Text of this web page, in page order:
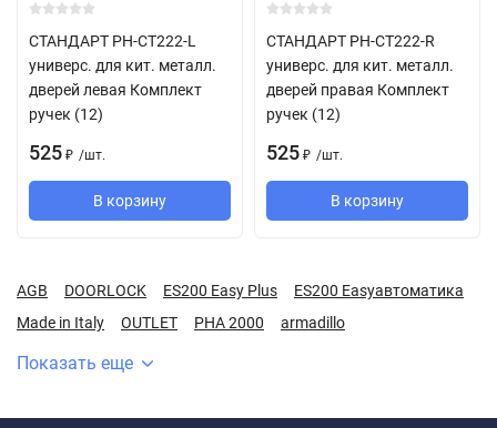
СТАНДАРТ РН-СТ222-L
универс. для кит. металл.
дверей левая Комплект
ручек (12)
525 ₽ /шт.
В корзину
СТАНДАРТ РН-СТ222-R
универс. для кит. металл.
дверей правая Комплект
ручек (12)
525 ₽ /шт.
В корзину
AGB DOORLOCK ES200 Easy Plus
ES200 Easyавтоматика
Made in Italy
OUTLET PHA 2000 armadillo
Показать еще